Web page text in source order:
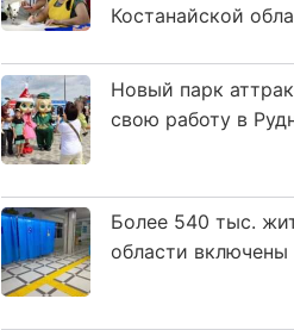
Костанайской
Новый парк
свою работу в
Более 540 тыс.
области включены